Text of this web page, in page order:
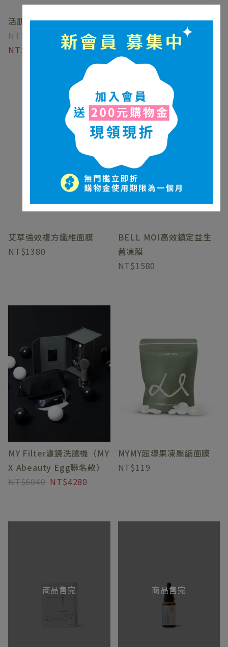
活肌瞬護極萃油
1680-4280
BE'BALANCE-黑科技貴婦
3800
艾草強效複方纖維面膜
1380
BELL MOI高效鎮定益生
菌凍膜
1580
MY Filter濾鏡洗臉機（MY
X Abeauty Egg聯名款）
6040
4280
MYMY超導果凍壓縮面膜
119
商品售完 商品售完